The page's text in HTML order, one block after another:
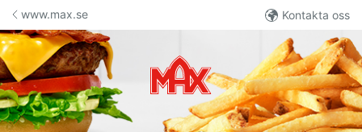
Hoppa till innehåll
www.max.se Kontakta oss